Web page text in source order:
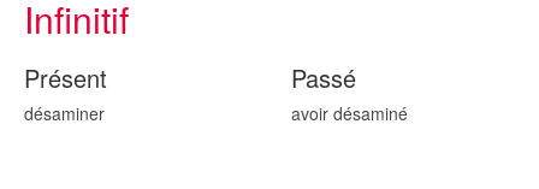
Infinitif
Présent
désaminer
Passé
avoir désaminé